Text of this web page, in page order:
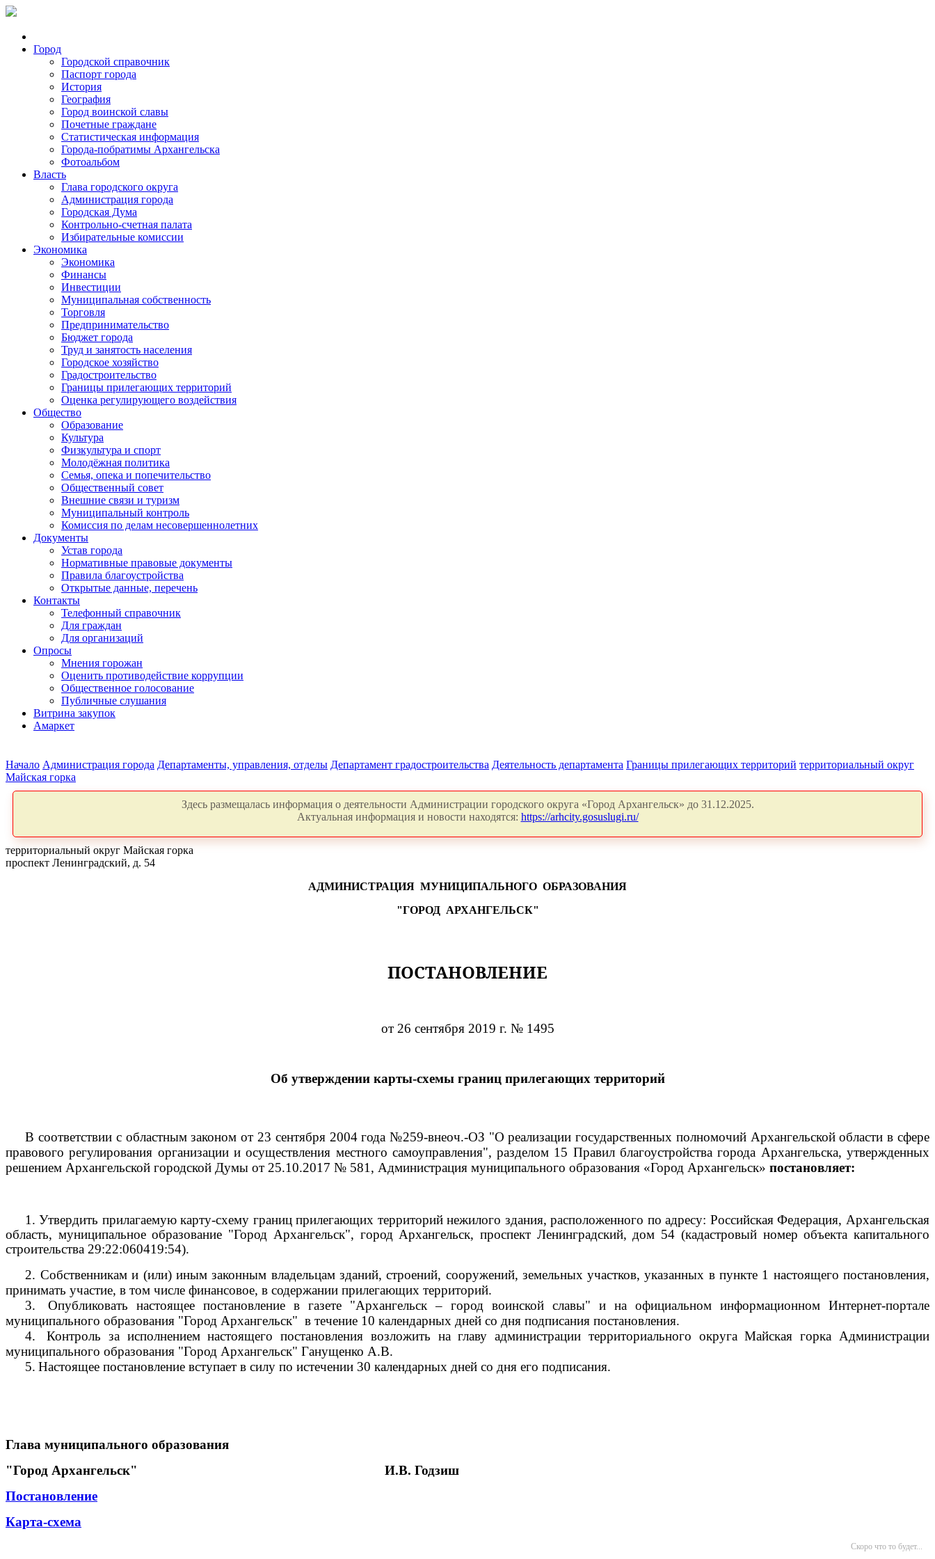
Город
Городской справочник
Паспорт города
История
География
Город воинской славы
Почетные граждане
Статистическая информация
Города-побратимы Архангельска
Фотоальбом
Власть
Глава городского округа
Администрация города
Городская Дума
Контрольно-счетная палата
Избирательные комиссии
Экономика
Экономика
Финансы
Инвестиции
Муниципальная собственность
Торговля
Предпринимательство
Бюджет города
Труд и занятость населения
Городское хозяйство
Градостроительство
Границы прилегающих территорий
Оценка регулирующего воздействия
Общество
Образование
Культура
Физкультура и спорт
Молодёжная политика
Семья, опека и попечительство
Общественный совет
Внешние связи и туризм
Муниципальный контроль
Комиссия по делам несовершеннолетних
Документы
Устав города
Нормативные правовые документы
Правила благоустройства
Открытые данные, перечень
Контакты
Телефонный справочник
Для граждан
Для организаций
Опросы
Мнения горожан
Оценить противодействие коррупции
Общественное голосование
Публичные слушания
Витрина закупок
Амаркет
Начало Администрация города Департаменты, управления, отделы Департамент градостроительства Деятельность департамента Границы прилегающих территорий территориальный округ
Майская горка
Здесь размещалась информация о деятельности Администрации городского округа «Город Архангельск» до 31.12.2025.
Актуальная информация и новости находятся: https://arhcity.gosuslugi.ru/
территориальный округ Майская горка
проспект Ленинградский, д. 54
АДМИНИСТРАЦИЯ МУНИЦИПАЛЬНОГО ОБРАЗОВАНИЯ
"ГОРОД АРХАНГЕЛЬСК"
ПОСТАНОВЛЕНИЕ
от 26 сентября 2019 г. № 1495
Об утверждении карты-схемы границ прилегающих территорий
В соответствии с областным законом от 23 сентября 2004 года №259-внеоч.-ОЗ "О реализации государственных полномочий Архангельской области в сфере
правового регулирования организации и осуществления местного самоуправления", разделом 15 Правил благоустройства города Архангельска, утвержденных
решением Архангельской городской Думы от 25.10.2017 № 581, Администрация муниципального образования «Город Архангельск» постановляет:
1. Утвердить прилагаемую карту-схему границ прилегающих территорий нежилого здания, расположенного по адресу: Российская Федерация, Архангельская
область, муниципальное образование "Город Архангельск", город Архангельск, проспект Ленинградский, дом 54 (кадастровый номер объекта капитального
строительства 29:22:060419:54).
2. Собственникам и (или) иным законным владельцам зданий, строений, сооружений, земельных участков, указанных в пункте 1 настоящего постановления,
принимать участие, в том числе финансовое, в содержании прилегающих территорий.
3.
Опубликовать настоящее постановление в газете "Архангельск – город воинской славы" и на официальном информационном Интернет-портале
муниципального образования "Город Архангельск" в течение 10 календарных дней со дня подписания постановления.
4.
Контроль за исполнением настоящего постановления возложить на главу администрации территориального округа Майская горка Администрации
муниципального образования "Город Архангельск" Ганущенко А.В.
5. Настоящее постановление вступает в силу по истечении 30 календарных дней со дня его подписания.
Глава муниципального образования
"Город Архангельск"
И.В. Годзиш
Постановление
Карта-схема
Скоро что то будет...